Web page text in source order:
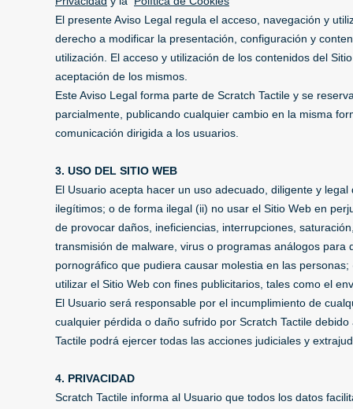
El presente Aviso Legal regula el acceso, navegación y
derecho a modificar la presentación, configuración y
utilización. El acceso y utilización de los contenidos del
aceptación de los mismos.
Este Aviso Legal forma parte de Scratch Tactile y se
parcialmente, publicando cualquier cambio en la misma
comunicación dirigida a los usuarios.
3. USO DEL SITIO WEB
El Usuario acepta hacer un uso adecuado, diligente y
ilegítimos; o de forma ilegal (ii) no usar el Sitio Web en
de provocar daños, ineficiencias, interrupciones,
transmisión de malware, virus o programas análogos
pornográfico que pudiera causar molestia en las
utilizar el Sitio Web con fines publicitarios, tales como el
El Usuario será responsable por el incumplimiento de
cualquier pérdida o daño sufrido por Scratch Tactile
Tactile podrá ejercer todas las acciones judiciales y
4. PRIVACIDAD
Scratch Tactile informa al Usuario que todos los datos